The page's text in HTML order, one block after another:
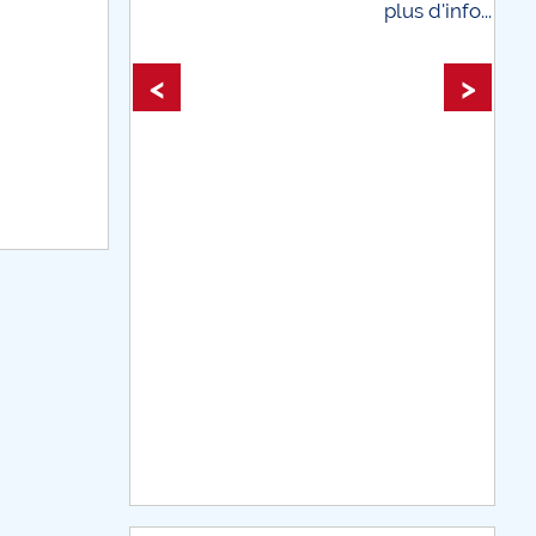
plus d'info...
< >